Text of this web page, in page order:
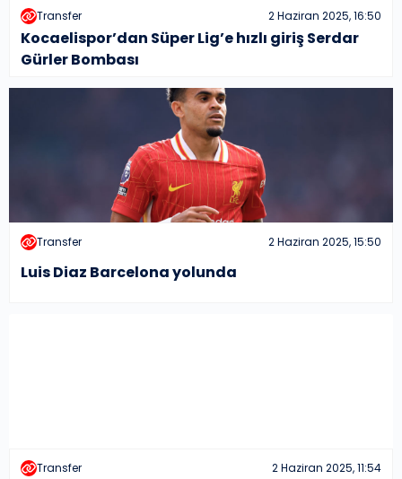
Transfer 2 Haziran 2025, 16:50
Kocaelispor’dan Süper Lig’e hızlı giriş Serdar
Gürler Bombası
Transfer 2 Haziran 2025, 15:50
Luis Diaz Barcelona yolunda
Transfer 2 Haziran 2025, 11:54